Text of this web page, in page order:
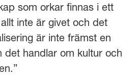
som orkar finnas i ett
inte är givet och det
är inte främst en
det handlar om kultur och